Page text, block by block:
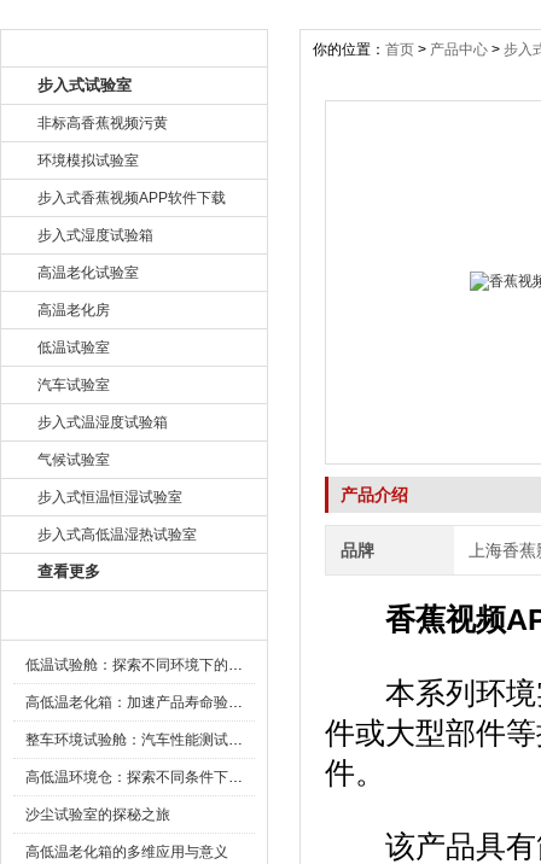
步入式试验室
非标高香蕉视频污黄
环境模拟试验室
步入式香蕉视频APP软件下载
步入式湿度试验箱
高温老化试验室
高温老化房
低温试验室
汽车试验室
步入式温湿度试验箱
气候试验室
步入式恒温恒湿试验室
步入式高低温湿热试验室
查看更多
低温试验舱：探索不同环境下的科技边界
高低温老化箱：加速产品寿命验证的可靠伙伴
整车环境试验舱：汽车性能测试的设备
高低温环境仓：探索不同条件下的科学奥秘
沙尘试验室的探秘之旅
高低温老化箱的多维应用与意义
你的位置： 首页 > 产品中心 > 步入
产品介绍
品牌 上海香
香蕉视频
本系列环境实
件或大型部件等
件。
该产品具有简